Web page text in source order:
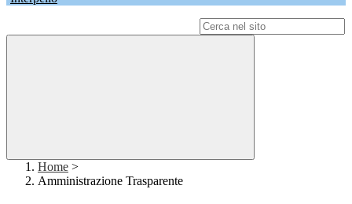
Home >
Amministrazione Trasparente